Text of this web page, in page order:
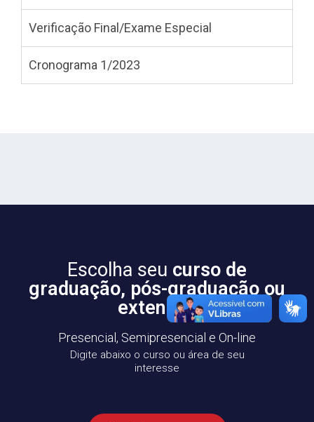
Verificação Final/Exame Especial
Cronograma 1/2023
Escolha seu curso de
graduação, pós-graduação ou
extensão
Presencial, Semipresencial e On-line
Digite abaixo o curso ou área de seu
interesse